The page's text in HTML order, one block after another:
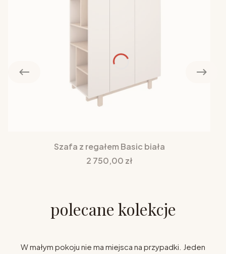
Szafa z regałem Basic biała
Cena
2 750,00 zł
polecane kolekcje
W małym pokoju nie ma miejsca na przypadki. Jeden